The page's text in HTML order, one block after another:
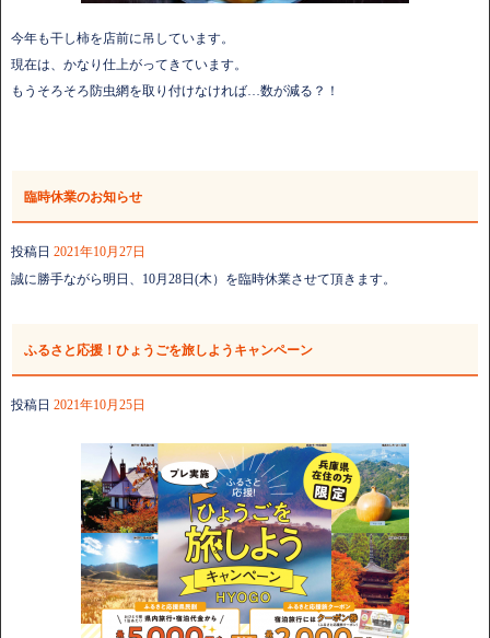
今年も干し柿を店前に吊しています。
現在は、かなり仕上がってきています。
もうそろそろ防虫網を取り付けなければ…数が減る？！
臨時休業のお知らせ
投稿日 2021年10月27日
誠に勝手ながら明日、10月28日(木）を臨時休業させて頂きます。
ふるさと応援！ひょうごを旅しようキャンペーン
投稿日 2021年10月25日